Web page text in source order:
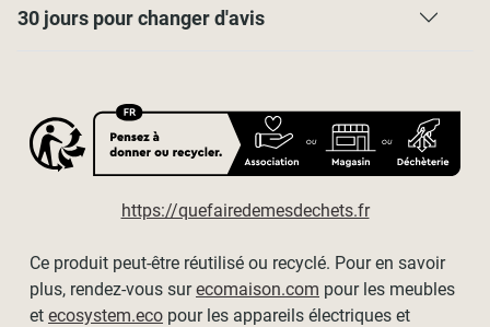
Encombrement du store replié : 3,5cm
esthétique. Merci de tenir compte de cela dans le choix de
la hauteur de votre store.
Dimensionsdisponibles(tissu / hors-tout) :
- L60cm x H190cm / L64cm x H190cm
- L90cm x H190cm / L94cm x H190cm
- L120cm x H190cm / L124cm x H190cm
30 jours pour changer d'avis
https://quefairedemesdechets.fr
Ce produit peut-être réutilisé ou recyclé. Pour en savoir
plus, rendez-vous surecomaison.com pour les meubles
et ecosystem.eco pour les appareils électriques et